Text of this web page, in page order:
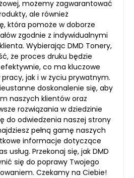
możemy zagwarantować
ale również
która pomoże w doborze
zgodnie z indywidualnymi
Wybierając DMD Tonery,
że proces druku będzie
co ma kluczowe
jak i w życiu prywatnym.
doskonalenie się, aby
naszych klientów oraz
rozwiązania w dziedzinie
do odwiedzenia naszej strony
pełną gamę naszych
informacje dotyczące
usług. Przekonaj się, jak DMD
się do poprawy Twojego
Czekamy na Ciebie!